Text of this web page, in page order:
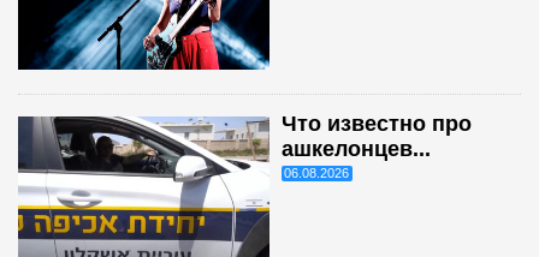
Что известно про
ашкелонцев...
06.08.2026